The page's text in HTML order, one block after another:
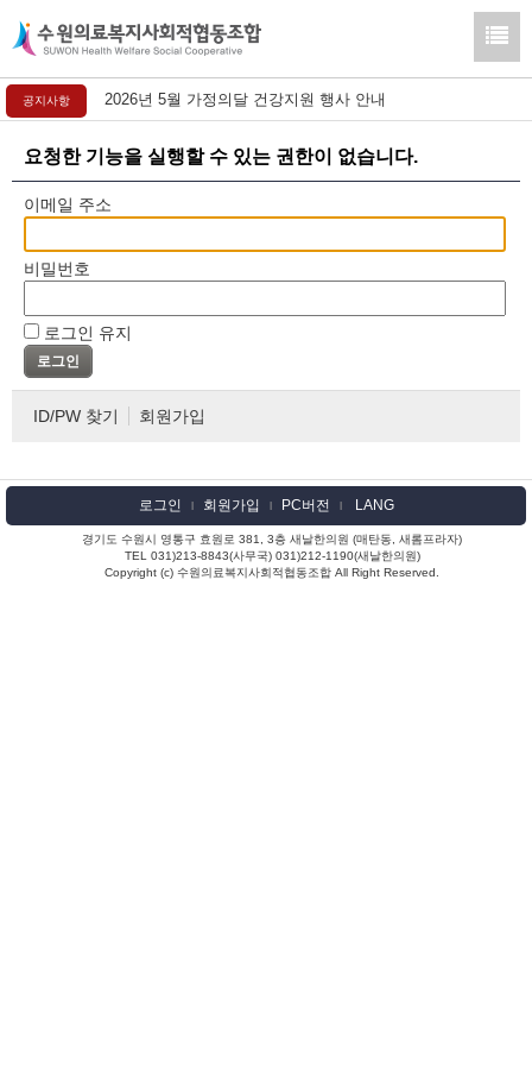
공지사항 2026년 5월 가정의달 건강지원 행사 안내
요청한 기능을 실행할 수 있는 권한이 없습니다.
이메일 주소
비밀번호
로그인 유지
ID/PW 찾기 회원가입
로그인 l 회원가입 l PC버전 l LANG
경기도 수원시 영통구 효원로 381, 3층 새날한의원 (매탄동, 새롬프라자)
TEL 031)213-8843(사무국) 031)212-1190(새날한의원)
Copyright (c) 수원의료복지사회적협동조합 All Right Reserved.